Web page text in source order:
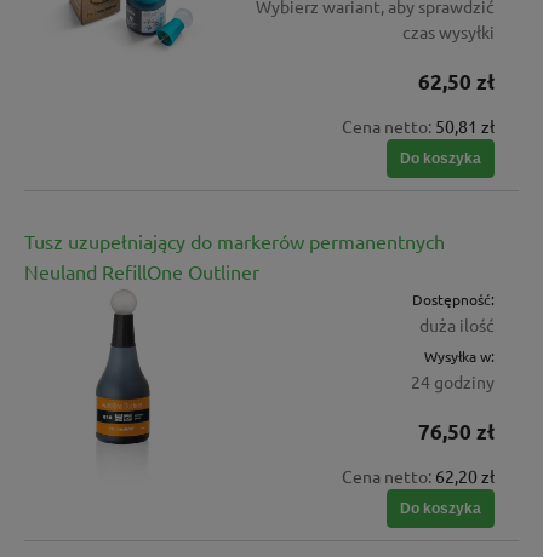
Wybierz wariant, aby sprawdzić
czas wysyłki
62,50 zł
Cena netto: 50,81 zł
Do koszyka
Tusz uzupełniający do markerów permanentnych
Neuland RefillOne Outliner
Dostępność:
duża ilość
Wysyłka w:
24 godziny
76,50 zł
Cena netto: 62,20 zł
Do koszyka